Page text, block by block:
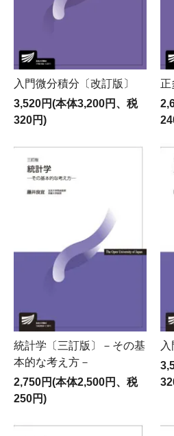
入門微分積分〔改訂版〕
3,520円(本体3,200円、税
320円)
正
統計学〔三訂版〕－その基
本的な考え方－
2,750円(本体2,500円、税
250円)